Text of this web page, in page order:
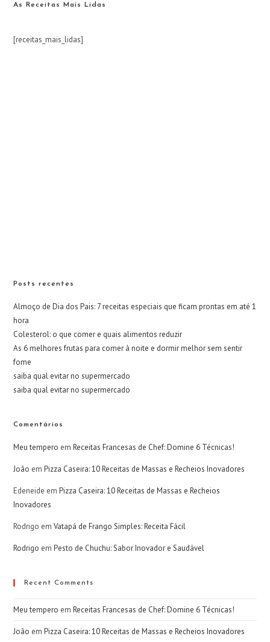
As Receitas Mais Lidas
[receitas_mais_lidas]
Posts recentes
Almoço de Dia dos Pais: 7 receitas especiais que ficam prontas em até 1
hora
Colesterol: o que comer e quais alimentos reduzir
As 6 melhores frutas para comer à noite e dormir melhor sem sentir
fome
saiba qual evitar no supermercado
saiba qual evitar no supermercado
Comentários
Meu tempero emReceitas Francesas de Chef: Domine 6 Técnicas!
João emPizza Caseira: 10 Receitas de Massas e Recheios Inovadores
Edeneide emPizza Caseira: 10 Receitas de Massas e Recheios
Inovadores
Rodrigo emVatapá de Frango Simples: Receita Fácil
Rodrigo emPesto de Chuchu: Sabor Inovador e Saudável
Recent Comments
Meu tempero emReceitas Francesas de Chef: Domine 6 Técnicas!
João emPizza Caseira: 10 Receitas de Massas e Recheios Inovadores